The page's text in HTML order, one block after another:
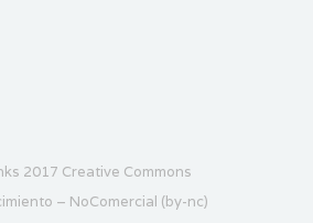
2017 Creative Commons